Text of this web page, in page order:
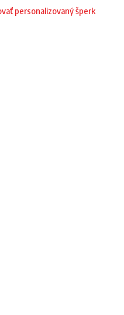
personalizovaný šperk